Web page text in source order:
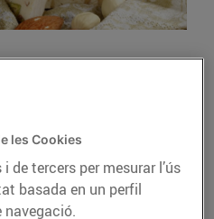
les Cookies
de tercers per mesurar l’ús
basada en un perfil
navegació.